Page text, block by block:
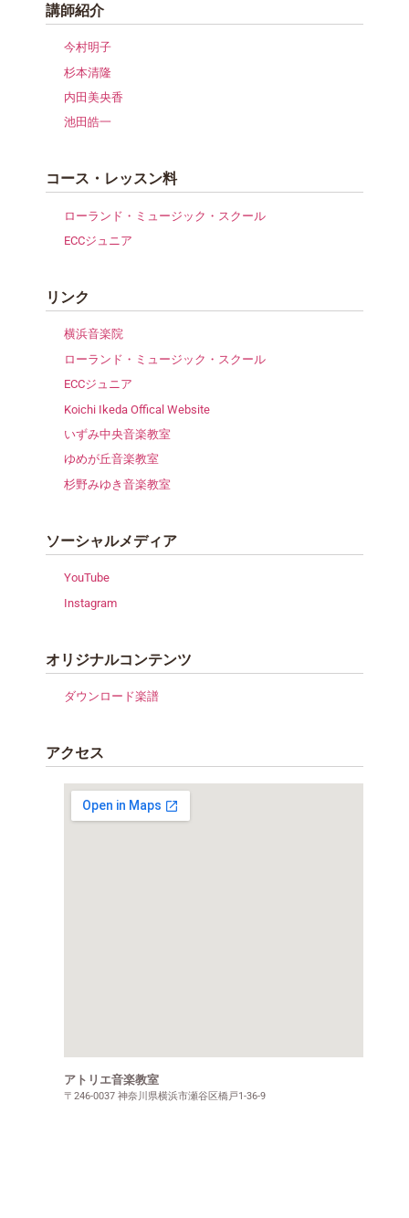
講師紹介
今村明子
杉本清隆
内田美央香
池田皓一
コース・レッスン料
ローランド・ミュージック・スクール
ECCジュニア
リンク
横浜音楽院
ローランド・ミュージック・スクール
ECCジュニア
Koichi Ikeda Offical Website
いずみ中央音楽教室
ゆめが丘音楽教室
杉野みゆき音楽教室
ソーシャルメディア
YouTube
Instagram
オリジナルコンテンツ
ダウンロード楽譜
アクセス
アトリエ音楽教室
〒246-0037 神奈川県横浜市瀬谷区橋戸1-36-9